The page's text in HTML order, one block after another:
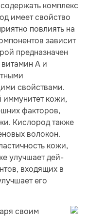
комплекс
имеет свойство
повлиять на
зависит
предназначен
А и
свойствами.
иммунитет кожи,
факторов,
Кислород также
волокон.
кожи,
улучшает дей­
входящих в
его
своим